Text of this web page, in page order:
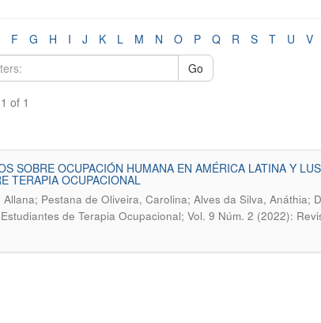
F G H I J K L M N O P Q R S T U V
Go
of 1
SOBRE OCUPACIÓN HUMANA EN AMÉRICA LATINA Y
TERAPIA OCUPACIONAL
Pestana de Oliveira, Carolina; Alves da Silva, Anáthia;
de Terapia Ocupacional; Vol. 9 Núm. 2 (2022):